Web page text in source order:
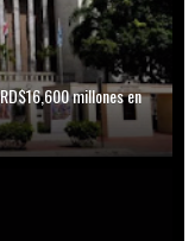
millones en